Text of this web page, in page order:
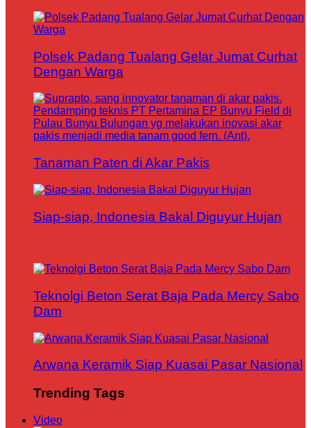
Polsek Padang Tualang Gelar Jumat Curhat
Dengan Warga
Tanaman Paten di Akar Pakis
Siap-siap, Indonesia Bakal Diguyur Hujan
Teknolgi Beton Serat Baja Pada Mercy Sabo
Dam
Arwana Keramik Siap Kuasai Pasar Nasional
Trending Tags
Video